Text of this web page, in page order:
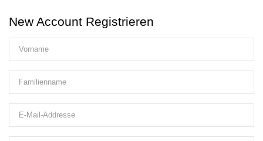
New Account Registrieren